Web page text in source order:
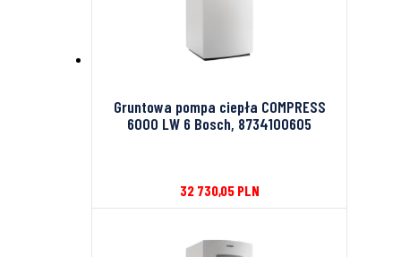
Gruntowa pompa ciepła COMPRESS
6000 LW 6 Bosch, 8734100605
32 730,05 PLN